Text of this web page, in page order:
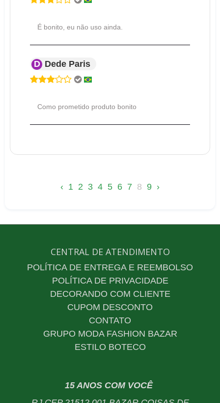
É bonito, eu não uso ainda.
D Dede Paris
Como prometido produto bonito
‹ 1 2 3 4 5 6 7 8 9 ›
CENTRAL DE ATENDIMENTO
POLÍTICA DE ENTREGA E REEMBOLSO
POLÍTICA DE PRIVACIDADE
DECORANDO COM CLIENTE
CUPOM DESCONTO
CONTATO
GRUPO MODA FASHION BAZAR
ESTILO BOTECO
15 ANOS COM VOCÊ